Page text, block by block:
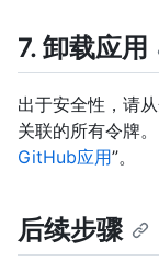
7. 卸载应用
出于安全性，请
关联的所有令牌
GitHub应用”。
后续步骤